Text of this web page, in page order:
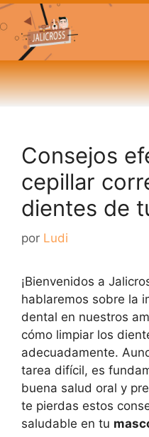
Consejos
cepillar
dientes de
por Ludi
¡Bienvenidos a
hablaremos sobre la
dental en nuestros
cómo limpiar los
adecuadamente.
tarea difícil, es
buena salud oral y
te pierdas estos
saludable en tu